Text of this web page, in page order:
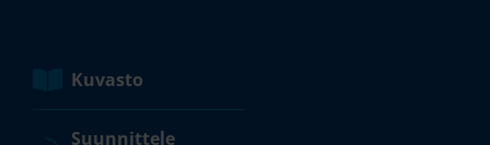
Kuvasto
Suunnittele